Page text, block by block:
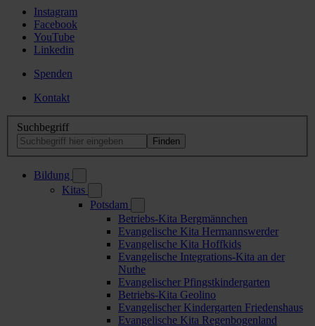
Instagram
Facebook
YouTube
Linkedin
Spenden
Kontakt
Suchbegriff
Bildung
Kitas
Potsdam
Betriebs-Kita Bergmännchen
Evangelische Kita Hermannswerder
Evangelische Kita Hoffkids
Evangelische Integrations-Kita an der
Nuthe
Evangelischer Pfingstkindergarten
Betriebs-Kita Geolino
Evangelischer Kindergarten Friedenshaus
Evangelische Kita Regenbogenland